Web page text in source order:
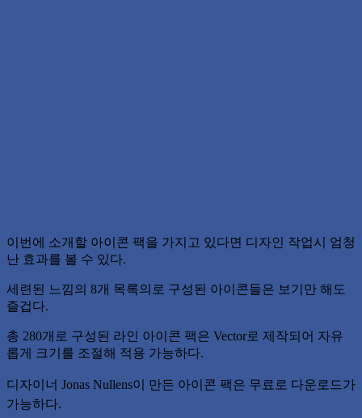
이번에 소개할 아이콘 팩을 가지고 있다면 디자인 작업시 엄청
난 효과를 볼 수 있다.
세련된 느낌의 8개 목록의로 구성된 아이콘들은 보기만 해도
즐겁다.
총 280개로 구성된 라인 아이콘 팩은 Vector로 제작되어 자유
롭게 크기를 조절해 적용 가능하다.
디자이너 Jonas Nullens이 만든 아이콘 팩은 무료로 다운로드가
가능하다.